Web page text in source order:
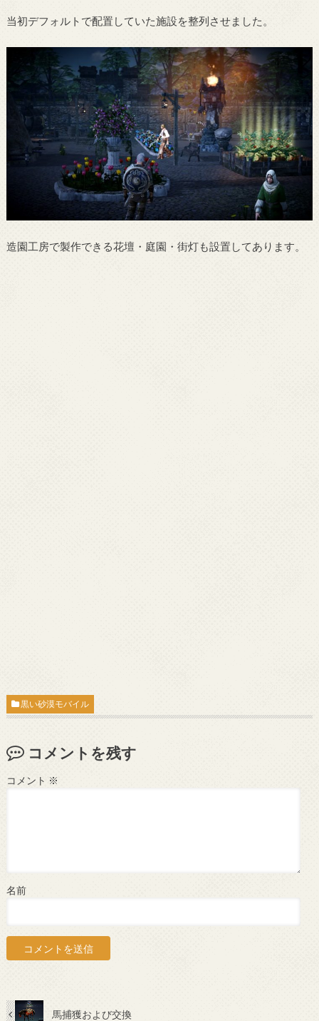
当初デフォルトで配置していた施設を整列させました。
造園工房で製作できる花壇・庭園・街灯も設置してあります。
黒い砂漠モバイル
コメントを残す
コメント ※
名前
馬捕獲および交換